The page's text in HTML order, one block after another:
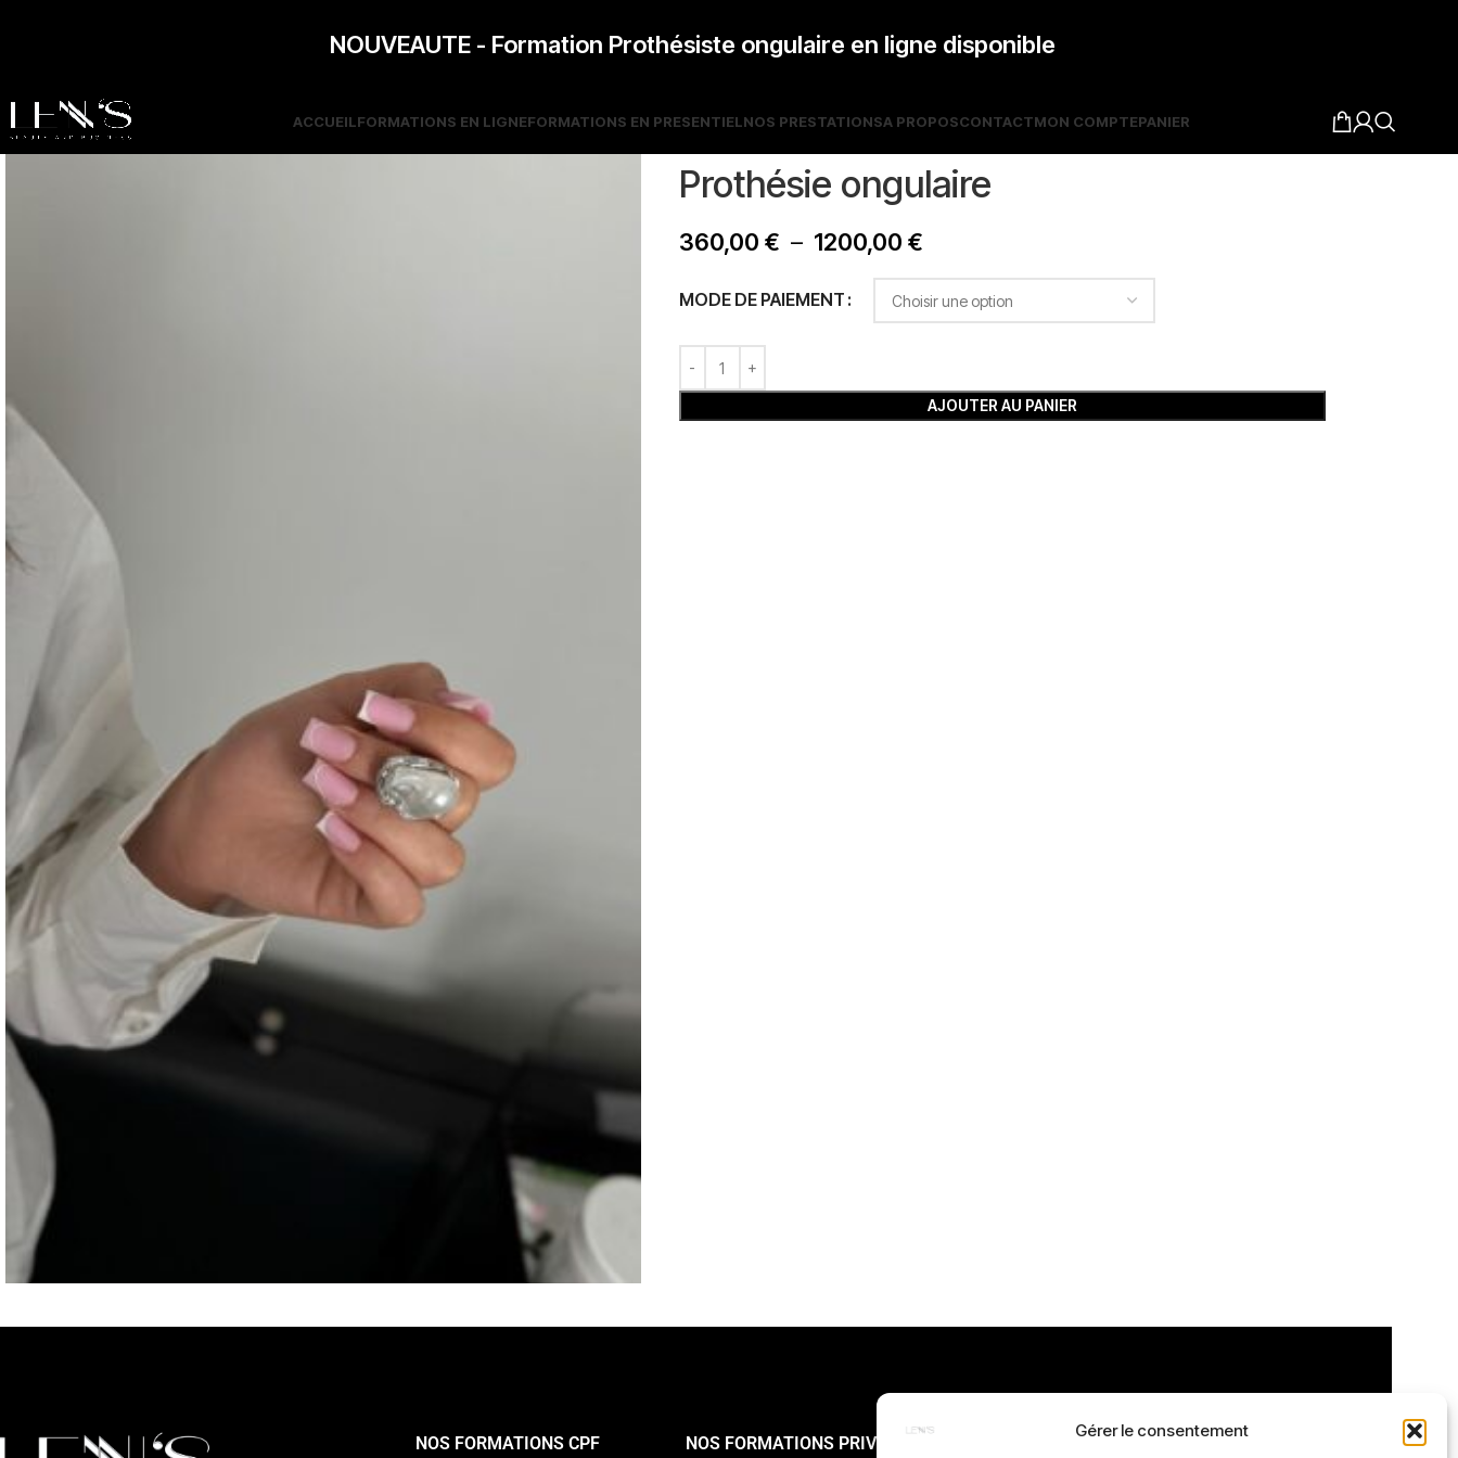
Gérer le consentement
NOUVEAUTE - Formation Prothésiste ongulaire en ligne disponible
ACCUEILFORMATIONS EN LIGNEFORMATIONS EN PRESENTIELNOS PRESTATIONSA PROPOSCONTACTMON COMPTEPANIER
Prothésie ongulaire
360,00 € – 1200,00 €
MODE DE PAIEMENT
AJOUTER AU PANIER
NOS FORMATIONS CPF NOS FORMATIONS PRIVÉE NOS RÉSEAUX